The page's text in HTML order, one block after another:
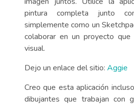
pintura completa junto
simplemente como un
colaborar en un proyecto que
visual.
Dejo un enlace del sitio: Aggie
Creo que esta aplicación
dibujantes que trabajan con